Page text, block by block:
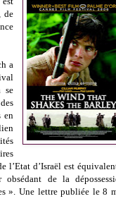
de
a
se
en
l’Etat d’Israël est
de la
». Une lettre publiée le 8